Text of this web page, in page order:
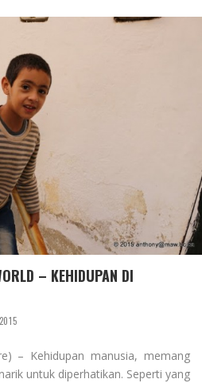
– KEHIDUPAN DI
– Kehidupan manusia, memang
untuk diperhatikan. Seperti yang